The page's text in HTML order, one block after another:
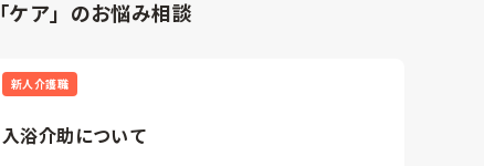
「ケア」のお悩み相談
新人介護職
入浴介助について